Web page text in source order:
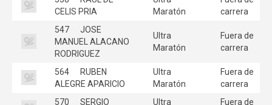
CELIS PRIA
Maratón
carrera
547
JOSE
MANUEL ALACANO
RODRIGUEZ
Ultra
Maratón
Fuera de
carrera
564
RUBEN
ALEGRE APARICIO
Ultra
Maratón
Fuera de
carrera
570
SERGIO
Ultra
Fuera de